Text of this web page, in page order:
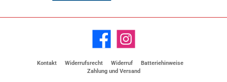
Facebook Instagram
Kontakt Widerrufsrecht Widerruf
Batteriehinweise
Zahlung und Versand